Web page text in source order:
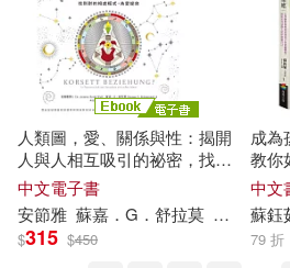
そと(16)
二宮愛(16) 凪良ゆう
張晉霖(16) 徐興無(16)
木子蘇(16) 李思蕙(16)
河南科學技術出版社(99)
中央編譯出版社(98)
親子天下(98) 智力工
萬卷出版公司(97)
人類圖，愛、關係與性：揭開
人與人相互吸引的祕密，找到
對的相處模式，為愛綻放 (電子
書)
中文電子書
安節雅 蘇嘉．G．舒拉莫 趙崇任
$315 $450
成為
教你
性，
顧自
中文
蘇鈺
79 折